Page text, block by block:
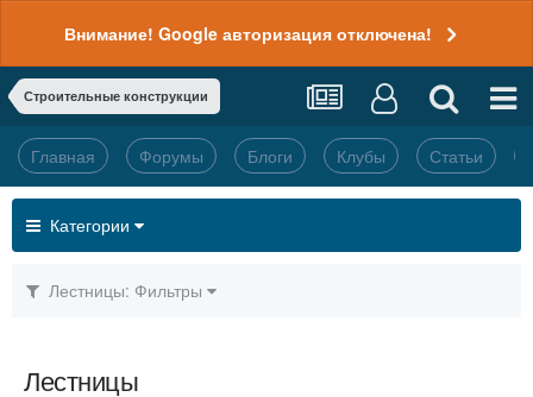
Внимание! Google авторизация отключена!
Строительные конструкции
Главная Форумы Блоги Клубы Статьи
Категории
Лестницы: Фильтры
Лестницы